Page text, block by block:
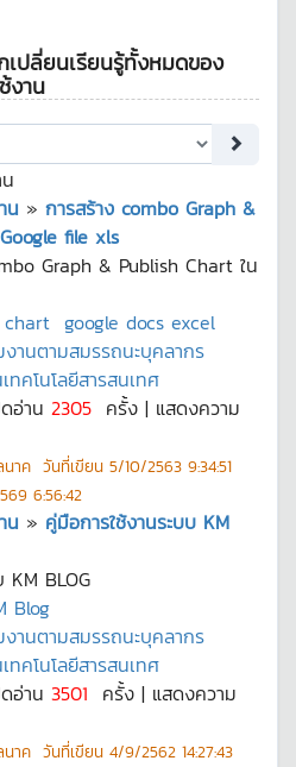
เปลี่ยนเรียนรู้ทั้งหมดของ
งาน
น » การสร้าง combo Graph &
file xls
Graph & Publish Chart ใน
chart google docs excel
านตามสมรรถนะบุคลากร
ทคโนโลยีสารสนเทศ
อ่าน 2305 ครั้ง | แสดงความ
าค วันที่เขียน 5/10/2563 9:34:51
6:56:42
น » คู่มือการใช้งานระบบ KM
KM BLOG
Blog
านตามสมรรถนะบุคลากร
ทคโนโลยีสารสนเทศ
อ่าน 3501 ครั้ง | แสดงความ
าค วันที่เขียน 4/9/2562 14:27:43